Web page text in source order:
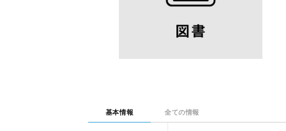
基本情報 全ての情報